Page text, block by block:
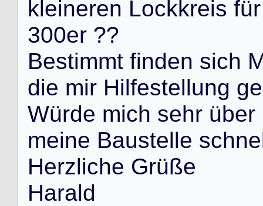
kleineren Lockkreis für
300er ??
Bestimmt finden sich
die mir Hilfestellung ge
Würde mich sehr über
meine Baustelle schne
Herzliche Grüße
Harald